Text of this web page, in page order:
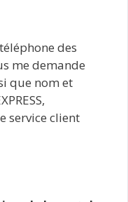
des
me demande
que nom et
service client